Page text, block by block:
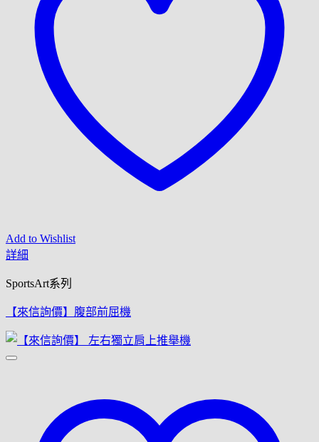
Add to Wishlist
詳細
SportsArt系列
【來信詢價】腹部前屈機